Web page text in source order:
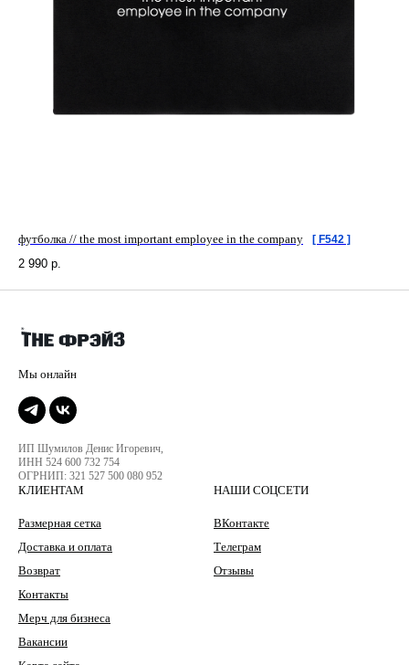
футболка // the most important employee in the company [ F542 ]
2 990 р.
ИП Шумилов Денис Игоревич,
ИНН 524 600 732 754
ОГРНИП: 321 527 500 080 952
КЛИЕНТАМ
Размерная сетка
Доставка и оплата
Возврат
Контакты
Мерч для бизнеса
Вакансии
НАШИ СОЦСЕТИ
ВКонтакте
Телеграм
Отзывы